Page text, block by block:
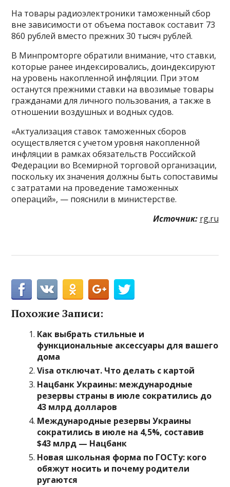
На товары радиоэлектроники таможенный сбор
вне зависимости от объема поставок составит 73
860 рублей вместо прежних 30 тысяч рублей.
В Минпромторге обратили внимание, что ставки,
которые ранее индексировались, доиндексируют
на уровень накопленной инфляции. При этом
останутся прежними ставки на ввозимые товары
гражданами для личного пользования, а также в
отношении воздушных и водных судов.
«Актуализация ставок таможенных сборов
осуществляется с учетом уровня накопленной
инфляции в рамках обязательств Российской
Федерации во Всемирной торговой организации,
поскольку их значения должны быть сопоставимы
с затратами на проведение таможенных
операций», — пояснили в министерстве.
Источник: rg.ru
Похожие Записи:
Как выбрать стильные и
функциональные аксессуары для вашего
дома
Visa отключат. Что делать с картой
Нацбанк Украины: международные
резервы страны в июле сократились до
43 млрд долларов
Международные резервы Украины
сократились в июле на 4,5%, составив
$43 млрд — Нацбанк
Новая школьная форма по ГОСТу: кого
обяжут носить и почему родители
ругаются